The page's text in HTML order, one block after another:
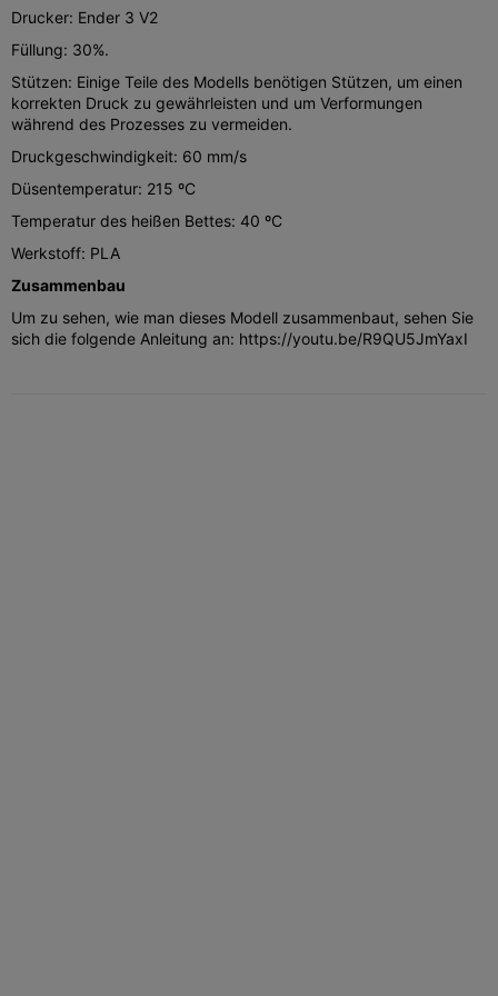
Drucker: Ender 3 V2
Füllung: 30%.
Stützen: Einige Teile des Modells benötigen Stützen, um einen
korrekten Druck zu gewährleisten und um Verformungen
während des Prozesses zu vermeiden.
Druckgeschwindigkeit: 60 mm/s
Düsentemperatur: 215 ºC
Temperatur des heißen Bettes: 40 ºC
Werkstoff: PLA
Zusammenbau
Um zu sehen, wie man dieses Modell zusammenbaut, sehen Sie
sich die folgende Anleitung an: https://youtu.be/R9QU5JmYaxI